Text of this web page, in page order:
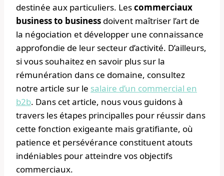
destinée aux particuliers. Lescommerciaux
business to business doivent maîtriser l’art de
la négociation et développer une connaissance
approfondie de leur secteur d’activité. D’ailleurs,
si vous souhaitez en savoir plus sur la
rémunération dans ce domaine, consultez
notre article sur le salaire d’un commercial en
b2b. Dans cet article, nous vous guidons à
travers les étapes principalles pour réussir dans
cette fonction exigeante mais gratifiante, où
patience et persévérance constituent atouts
indéniables pour atteindre vos objectifs
commerciaux.